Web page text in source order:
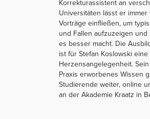
Korrekturassistent an
Universitäten lässt er
Vorträge einfließen, um
und Fallen aufzuzeigen und
es besser macht. Die
ist für Stefan Koslowski eine
Herzensangelegenheit.
Praxis erworbenes Wissen
Studierende weiter, online
an der Akademie Kraatz in